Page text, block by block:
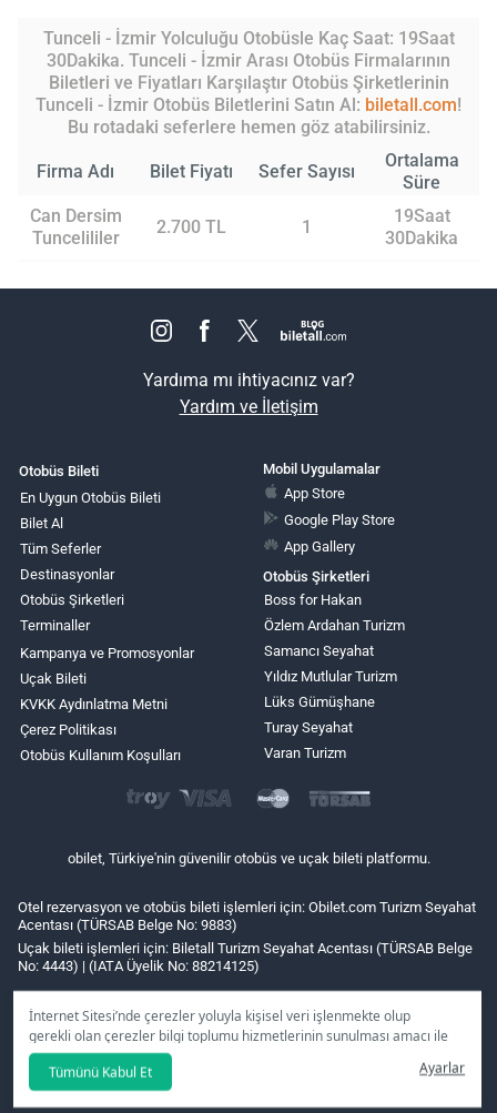
İnternet Sitesi’nde çerezler yoluyla kişisel veri işlenmekte olup
gerekli olan çerezler bilgi toplumu hizmetlerinin sunulması amacı ile
kullanılmaktadır. Tercihleriniz doğrultusunda size özel
kişiselleştirilmiş çerezleri ve özel kampanyaları
seçeneğine
tıklamanız halinde kullanımınıza sunamayacağız.
Tümünü Kabul Et Ayarlar
Tunceli - İzmir Yolculuğu Otobüsle Kaç Saat: 19Saat
30Dakika. Tunceli - İzmir Arası Otobüs Firmalarının
Biletleri ve Fiyatları Karşılaştır Otobüs Şirketlerinin
Tunceli - İzmir Otobüs Biletlerini Satın Al: biletall.com!
Bu rotadaki seferlere hemen göz atabilirsiniz.
Firma Adı Bilet Fiyatı Sefer Sayısı
Ortalama
Süre
Can Dersim
Tuncelililer
2.700 TL 1
19Saat
30Dakika
Yardıma mı ihtiyacınız var?
Yardım ve İletişim
Otobüs Bileti
En Uygun Otobüs Bileti
Bilet Al
Tüm Seferler
Destinasyonlar
Otobüs Şirketleri
Terminaller
Kampanya ve Promosyonlar
Uçak Bileti
KVKK Aydınlatma Metni
Çerez Politikası
Otobüs Kullanım Koşulları
Mobil Uygulamalar
App Store
Google Play Store
App Gallery
Otobüs Şirketleri
Boss for Hakan
Özlem Ardahan Turizm
Samancı Seyahat
Yıldız Mutlular Turizm
Lüks Gümüşhane
Turay Seyahat
Varan Turizm
obilet, Türkiye'nin güvenilir otobüs ve uçak bileti platformu.
Otel rezervasyon ve otobüs bileti işlemleri için: Obilet.com Turizm Seyahat
Acentası (TÜRSAB Belge No: 9883)
Uçak bileti işlemleri için: Biletall Turizm Seyahat Acentası (TÜRSAB Belge
No: 4443) | (IATA Üyelik No: 88214125)